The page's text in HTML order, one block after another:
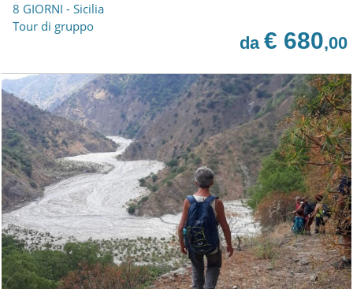
8 GIORNI - Sicilia
Tour di gruppo
da € 680,00